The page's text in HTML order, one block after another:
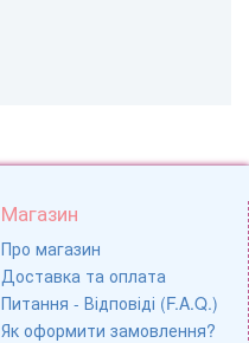
Магазин
Про магазин
Доставка та оплата
Питання - Відповіді (F.A.Q.)
Як оформити замовлення?